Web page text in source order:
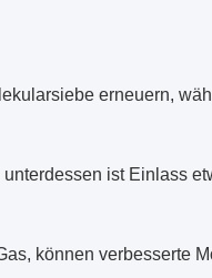
erneuern,
ist Einlass
können verbesserte